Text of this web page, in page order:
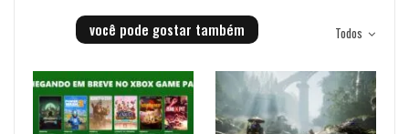
Todos
você pode gostar também